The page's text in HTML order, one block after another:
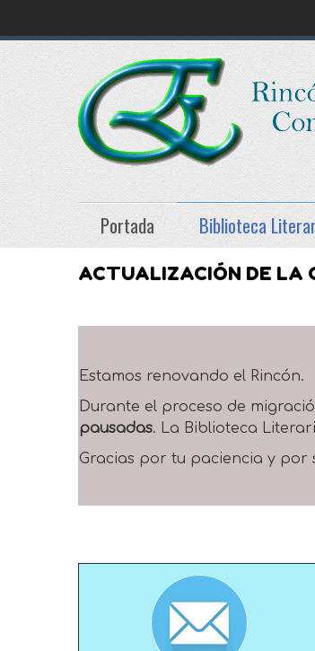
Portada Biblioteca
ACTUALIZACIÓN DE LA
Estamos renovando el Rincón.
Durante el proceso de
pausadas. La Biblioteca
Gracias por tu paciencia y por